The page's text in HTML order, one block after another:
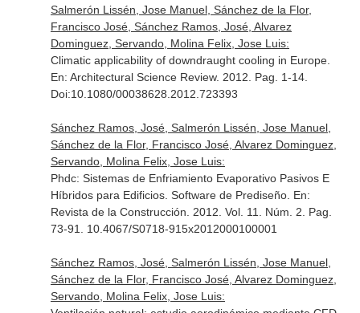
Salmerón Lissén, Jose Manuel, Sánchez de la Flor,
Francisco José, Sánchez Ramos, José, Alvarez
Dominguez, Servando, Molina Felix, Jose Luis:
Climatic applicability of downdraught cooling in Europe.
En: Architectural Science Review. 2012. Pag. 1-14.
Doi:10.1080/00038628.2012.723393
Sánchez Ramos, José, Salmerón Lissén, Jose Manuel,
Sánchez de la Flor, Francisco José, Alvarez Dominguez,
Servando, Molina Felix, Jose Luis:
Phdc: Sistemas de Enfriamiento Evaporativo Pasivos E
Híbridos para Edificios. Software de Prediseño. En:
Revista de la Construcción . 2012. Vol. 11. Núm. 2. Pag.
73-91. 10.4067/S0718-915x2012000100001
Sánchez Ramos, José, Salmerón Lissén, Jose Manuel,
Sánchez de la Flor, Francisco José, Alvarez Dominguez,
Servando, Molina Felix, Jose Luis: